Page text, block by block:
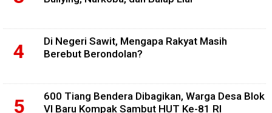
Di Negeri Sawit, Mengapa Rakyat Masih
Berebut Berondolan?
600 Tiang Bendera Dibagikan, Warga Desa Blok
VI Baru Kompak Sambut HUT Ke-81 RI